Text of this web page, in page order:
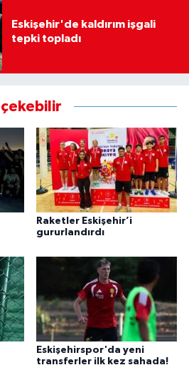
Eskişehir'de kaldırım işgali
tepki topladı
çekebilir
Raketler Eskişehir’i
gururlandırdı
Eskişehirspor'da yeni
transferler ilk kez sahada!